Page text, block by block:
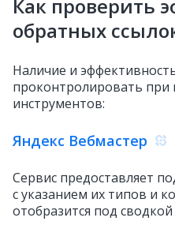
Как проверить
обратных
Наличие и
проконтролировать
инструментов:
Яндекс Вебмастер
Сервис предоставляет
с указанием их типов и
отобразится под